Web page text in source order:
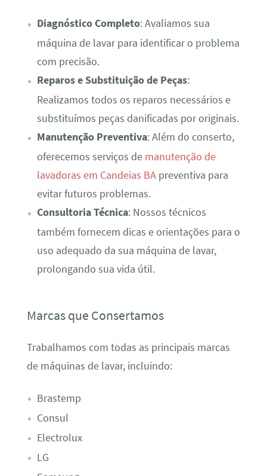
Diagnóstico Completo: Avaliamos sua
máquina de lavar para identificar o problema
com precisão.
Reparos e Substituição de Peças:
Realizamos todos os reparos necessários e
substituímos peças danificadas por originais.
Manutenção Preventiva: Além do conserto,
oferecemos serviços de manutenção de
lavadoras em Candeias BApreventiva para
evitar futuros problemas.
Consultoria Técnica: Nossos técnicos
também fornecem dicas e orientações para o
uso adequado da sua máquina de lavar,
prolongando sua vida útil.
Marcas que Consertamos
Trabalhamos com todas as principais marcas
de máquinas de lavar, incluindo:
Brastemp
Consul
Electrolux
LG